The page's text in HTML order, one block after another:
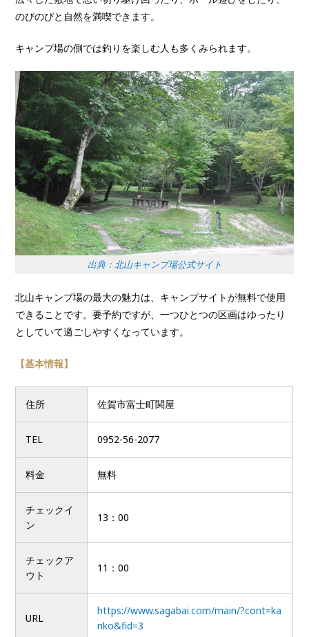
のびのびと自然を満喫できます。
キャンプ場の側では釣りを楽しむ人も多くみられます。
出典：北山キャンプ場公式サイト
北山キャンプ場の最大の魅力は、キャンプサイトが無料で使用
できることです。要予約ですが、一つひとつの区画はゆったり
としていて過ごしやすくなっています。
【基本情報】
住所 佐賀市富士町関屋
TEL 0952-56-2077
料金 無料
チェックイ
ン
13：00
チェックア
ウト
11：00
URL
https://www.sagabai.com/main/?cont=ka
nko&fid=3